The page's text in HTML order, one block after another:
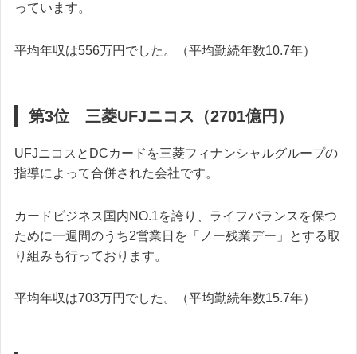
っています。
平均年収は556万円でした。（平均勤続年数10.7年）
第3位 三菱UFJニコス（2701億円）
UFJニコスとDCカードを三菱フィナンシャルグループの
指導によって合併された会社です。
カードビジネス国内NO.1を誇り、ライフバランスを保つ
ために一週間のうち2営業日を「ノー残業デー」とする取
り組みも行っております。
平均年収は703万円でした。（平均勤続年数15.7年）